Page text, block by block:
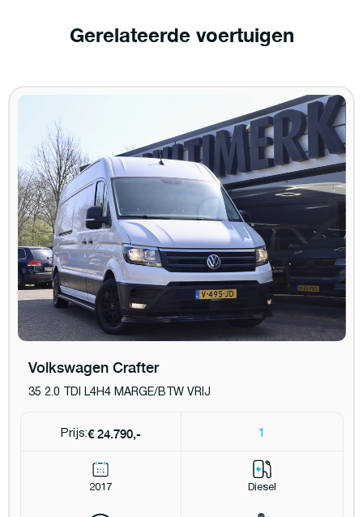
Gerelateerde voertuigen
Volkswagen Crafter
35 2.0 TDI L4H4 MARGE/BTW VRIJ
Prijs:€ 24.790,- 1
2017 Diesel